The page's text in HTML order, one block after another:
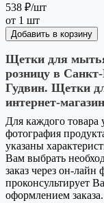
538 ₽/шт
от 1 шт
Добавить в корзину
Щетки для
розницу в
Гудвин. Щетки
интернет-
Для каждого товара
фотография
указаны
Вам выбрать
заказ через он-
проконсультирует
оформлением заказа.